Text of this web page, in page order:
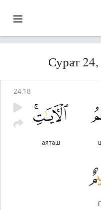
Сурат
24:18
аяташ